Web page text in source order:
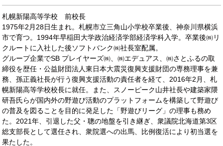
札幌新陽高等学校 前校長
1975年2月28日生まれ。札幌市立三角山小学校卒業後、神奈川県横浜
市で育つ。1994年早稲田大学政治経済学部経済学科入学。卒業後㈱リ
クルートに入社した後ソフトバンク㈱社長室配属。
グループ企業でSB プレイヤーズ㈱、㈱エデュアス、㈱さとふるの取
締役を歴任・公益財団法人東日本大震災復興支援財団の専務理事を兼
務、孫正義社長が行う復興支援活動の責任者を経て、2016年2月、札
幌新陽高等学校校長に就任。また、スノーピーク山井社長や建築家隈
研吾氏らが国内外の野遊び活動のプラットフォームを構築して野遊び
の普及を図ることを目的に発足した「野遊びリーグ」の理事も務め
た。2021年、引退した父・聰の地盤を引き継ぎ、衆議院北海道第3区
総支部長として選任され、衆院選への出馬、比例復活により初当選を
果たした。